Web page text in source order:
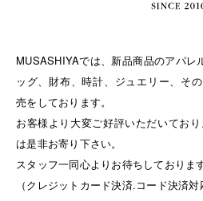
MUSASHIYAでは、新品商品のアパレ
ッグ、財布、時計、ジュエリー、そ
売をしております。
お客様より大変ご好評いただいてお
は是非お寄り下さい。
スタッフ一同心よりお待ちしております
（クレジットカード決済.コード決済対